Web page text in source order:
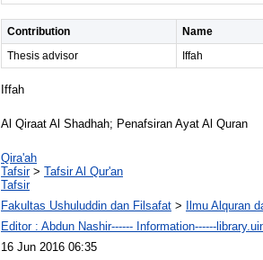
Contribution
Name
Thesis advisor
Iffah
Iffah
Al Qiraat Al Shadhah; Penafsiran Ayat Al Quran
Qira'ah
Tafsir> Tafsir Al Qur'an
Tafsir
Fakultas Ushuluddin dan Filsafat >
Ilmu Alquran
Editor : Abdun Nashir------ Information------
16 Jun 2016 06:35